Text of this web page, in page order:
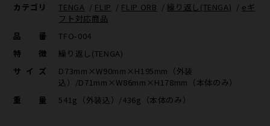
カテゴリ TENGA / FLIP / FLIP ORB /繰り返し(TENGA) / eギ
フト対応商品
品番
TFO-004
特徴
繰り返し(TENGA)
サイズ
D73mm×W90mm×H195mm（外装
込）/D71mm×W86mm×H178mm（本体のみ）
重量
541g（外装込）/436g（本体のみ）